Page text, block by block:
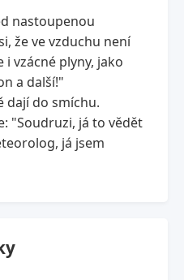
nastoupenou
že ve vzduchu není
i vzácné plyny, jako
a další!"
dají do smíchu.
"Soudruzi, já to vědět
já jsem